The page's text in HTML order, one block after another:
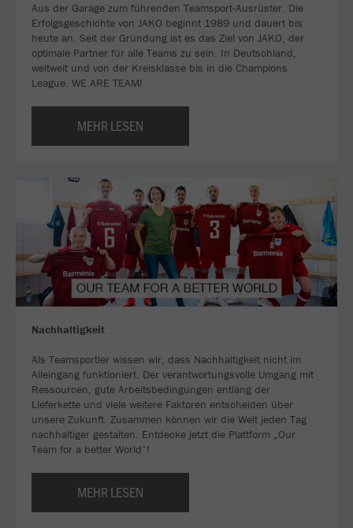
Aus der Garage zum führenden Teamsport-Ausrüster. Die
Erfolgsgeschichte von JAKO beginnt 1989 und dauert bis
heute an. Seit der Gründung ist es das Ziel von JAKO, der
optimale Partner für alle Teams zu sein. In Deutschland,
weltweit und von der Kreisklasse bis in die Champions
League. WE ARE TEAM!
MEHR LESEN
Nachhaltigkeit
Als Teamsportler wissen wir, dass Nachhaltigkeit nicht im
Alleingang funktioniert. Der verantwortungsvolle Umgang mit
Ressourcen, gute Arbeitsbedingungen entlang der
Lieferkette und viele weitere Faktoren entscheiden über
unsere Zukunft. Zusammen können wir die Welt jeden Tag
nachhaltiger gestalten. Entdecke jetzt die Plattform „Our
Team for a better World“!
MEHR LESEN